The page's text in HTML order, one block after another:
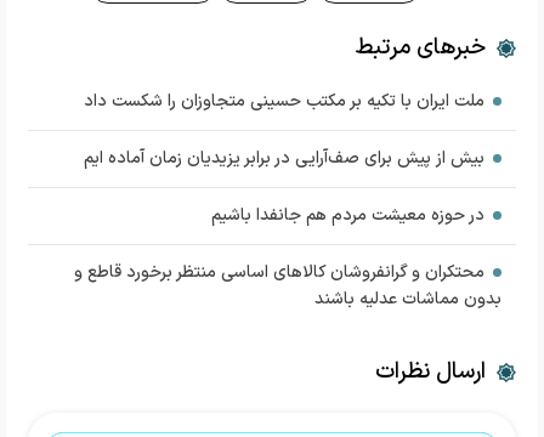
خبرهای مرتبط
ملت ایران با تکیه بر مکتب حسینی متجاوزان را شکست داد
بیش از پیش برای صف‌آرایی در برابر یزیدیان زمان آماده ایم
در حوزه معیشت مردم هم جانفدا باشیم
محتکران و گرانفروشان کالاهای اساسی منتظر برخورد قاطع و
بدون مماشات عدلیه باشند
ارسال نظرات